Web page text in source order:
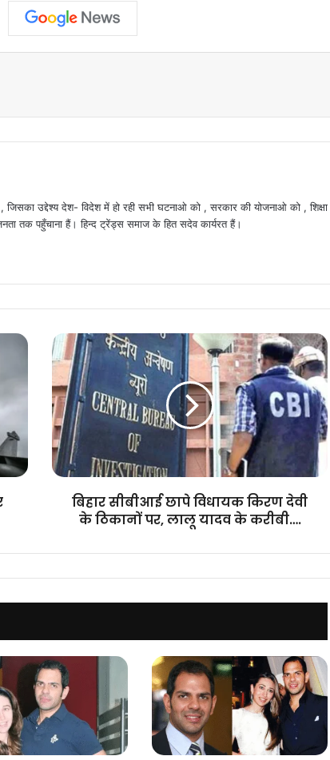
, जिसका उद्देश्य देश- विदेश में हो रही सभी घटनाओ को , सरकार की योजनाओ को , शिक्षा
तक पहुँचाना हैं। हिन्द ट्रेंड्स समाज के हित सदेव कार्यरत हैं।
बिहार
सीबीआई
विधायक
किरण
देवी
के
ठिकानों
पर,
बिहार सीबीआई छापे विधायक किरण देवी
के ठिकानों पर, लालू यादव के करीबी….